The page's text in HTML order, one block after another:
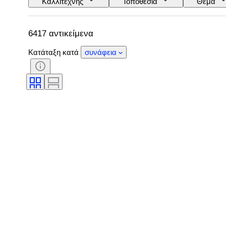
6417 αντικείμενα
Κατάταξη κατά συνάφεια